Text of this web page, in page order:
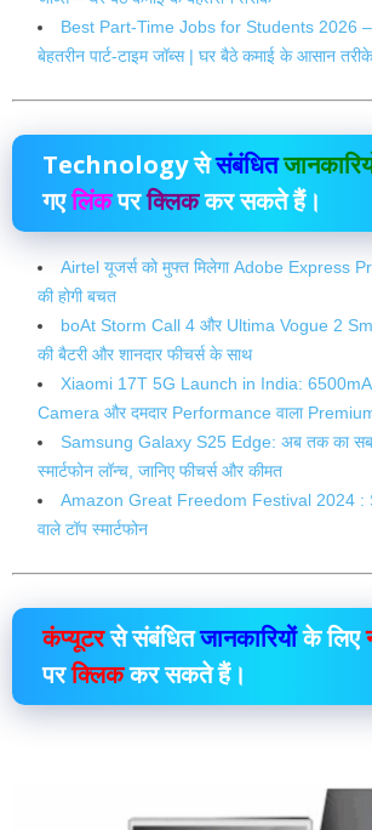
Best Part-Time Jobs for Students 2026 –
बेहतरीन पार्ट-टाइम जॉब्स | घर बैठे कमाई के आसान तरीके
Technologyसेसंबंधित
गएलिंकपरक्लिककर सकते हैं।
Airtel यूजर्स को मुफ्त मिलेगा Adobe Express
की होगी बचत
boAt Storm Call 4 और Ultima Vogue 2
की बैटरी और शानदार फीचर्स के साथ
Xiaomi 17T 5G Launch in India:
Camera और दमदार Performance वाला
Samsung Galaxy S25 Edge: अब तक का
स्मार्टफोन लॉन्च, जानिए फीचर्स और कीमत
Amazon Great Freedom Festival 2024 :
वाले टॉप स्मार्टफोन
कंप्यूटरसे संबंधितजानकारियोंके लिए
परक्लिककर सकते हैं।